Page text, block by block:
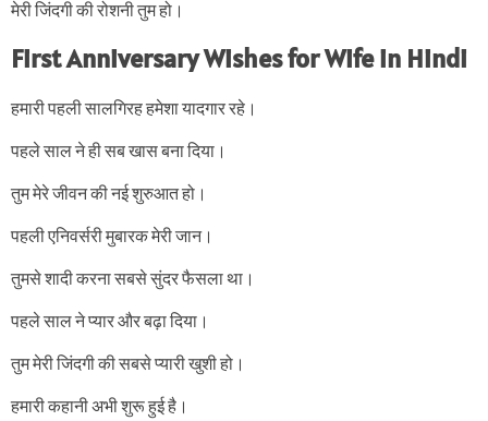
मेरी जिंदगी की रोशनी तुम हो।
First Anniversary Wishes for Wife in Hindi
हमारी पहली सालगिरह हमेशा यादगार रहे।
पहले साल ने ही सब खास बना दिया।
तुम मेरे जीवन की नई शुरुआत हो।
पहली एनिवर्सरी मुबारक मेरी जान।
तुमसे शादी करना सबसे सुंदर फैसला था।
पहले साल ने प्यार और बढ़ा दिया।
तुम मेरी जिंदगी की सबसे प्यारी खुशी हो।
हमारी कहानी अभी शुरू हुई है।